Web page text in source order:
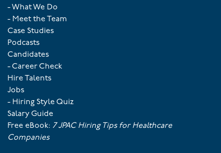
- What We Do
- Meet the Team
Case Studies
Podcasts
Candidates
- Career Check
Hire Talents
Jobs
- Hiring Style Quiz
Salary Guide
Free eBook: 7 JPAC Hiring Tips for Healthcare
Companies